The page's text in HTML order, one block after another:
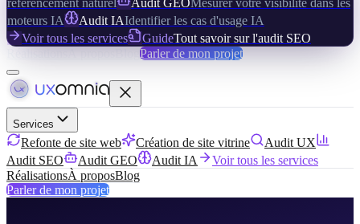
référencement naturel
Audit GEOMesurer votre visibilité dans les
moteurs IA
Audit IAIdentifier les cas d'usage IA
Voir tous les services
GuideTout savoir sur l'audit SEO
Parler de mon projet
Services
Refonte de site web Création de site vitrine
Audit UX
Audit SEO
Audit GEO Audit IA
Voir tous les services
RéalisationsÀ proposBlog
Parler de mon projet